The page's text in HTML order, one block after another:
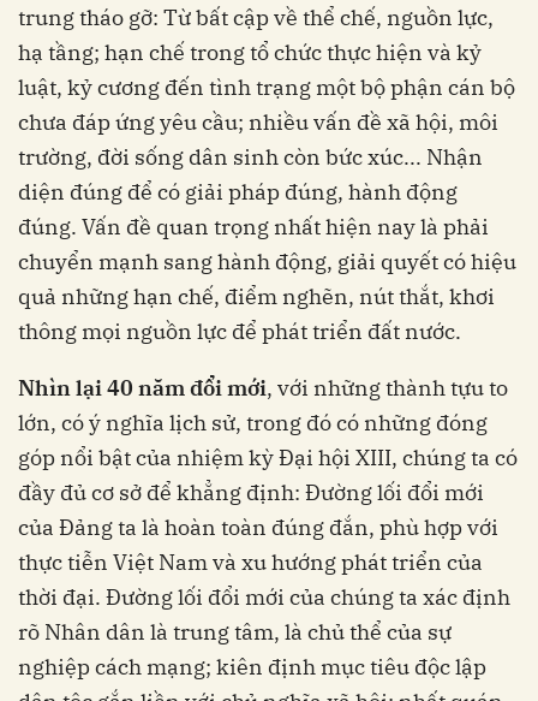
trung tháo gỡ: Từ bất cập về thể chế, nguồn lực,
hạ tầng; hạn chế trong tổ chức thực hiện và kỷ
luật, kỷ cương đến tình trạng một bộ phận cán bộ
chưa đáp ứng yêu cầu; nhiều vấn đề xã hội, môi
trường, đời sống dân sinh còn bức xúc... Nhận
diện đúng để có giải pháp đúng, hành động
đúng. Vấn đề quan trọng nhất hiện nay là phải
chuyển mạnh sang hành động, giải quyết có hiệu
quả những hạn chế, điểm nghẽn, nút thắt, khơi
thông mọi nguồn lực để phát triển đất nước.
Nhìn lại 40 năm đổi mới, với những thành tựu to
lớn, có ý nghĩa lịch sử, trong đó có những đóng
góp nổi bật của nhiệm kỳ Đại hội XIII, chúng ta có
đầy đủ cơ sở để khẳng định: Đường lối đổi mới
của Đảng ta là hoàn toàn đúng đắn, phù hợp với
thực tiễn Việt Nam và xu hướng phát triển của
thời đại. Đường lối đổi mới của chúng ta xác định
rõ Nhân dân là trung tâm, là chủ thể của sự
nghiệp cách mạng; kiên định mục tiêu độc lập